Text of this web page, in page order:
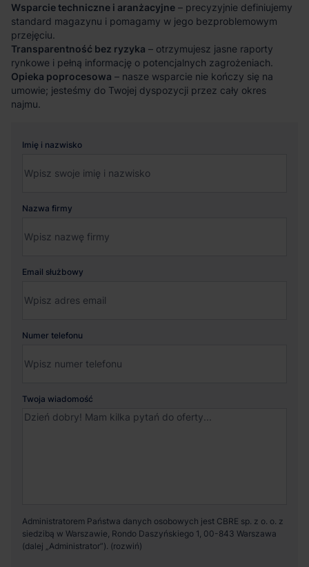
Wsparcie techniczne i aranżacyjne – precyzyjnie definiujemy
standard magazynu i pomagamy w jego bezproblemowym
przejęciu.
Transparentność bez ryzyka – otrzymujesz jasne raporty
rynkowe i pełną informację o potencjalnych zagrożeniach.
Opieka poprocesowa – nasze wsparcie nie kończy się na
umowie; jesteśmy do Twojej dyspozycji przez cały okres
najmu.
Imię i nazwisko
Nazwa firmy
Email służbowy
Numer telefonu
Twoja wiadomość
Administratorem Państwa danych osobowych jest CBRE sp. z o. o. z
siedzibą w Warszawie, Rondo Daszyńskiego 1, 00-843 Warszawa
(dalej „Administrator”).